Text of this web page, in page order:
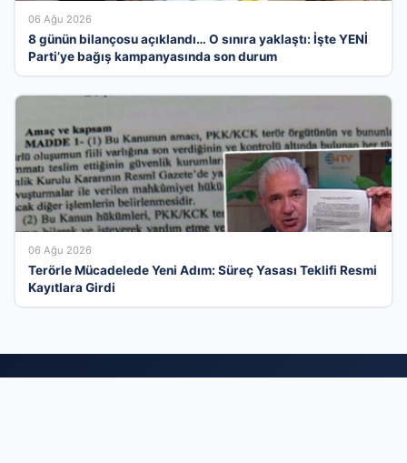
06 Ağu 2026
8 günün bilançosu açıklandı… O sınıra yaklaştı: İşte YENİ
Parti’ye bağış kampanyasında son durum
06 Ağu 2026
Terörle Mücadelede Yeni Adım: Süreç Yasası Teklifi Resmi
Kayıtlara Girdi